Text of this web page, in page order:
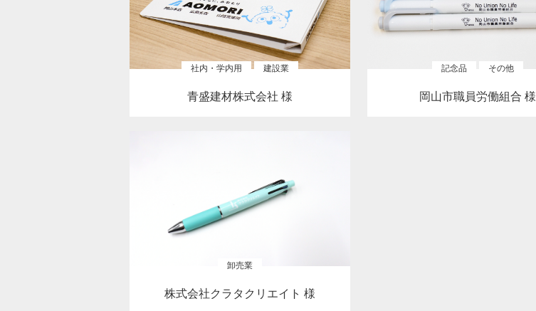
社内・学内用 建設業
青盛建材株式会社 様
記念品 その他
岡山市職員労働組合 様
卸売業
株式会社クラタクリエイト 様